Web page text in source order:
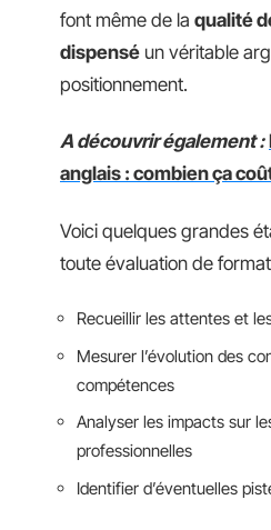
font même de la qualité
dispensé un véritable
positionnement.
A découvrir également :
anglais : combien ça
Voici quelques grandes
toute évaluation de
Recueillir les attentes et
Mesurer l’évolution des
compétences
Analyser les impacts sur
professionnelles
Identifier d’éventuelles